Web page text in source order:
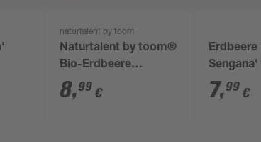
naturtalent by toom
Naturtalent by toom®
Bio-Erdbeere
verschiedene Sorten
6er-Tray
8,99 €
Erdbeere
Sengana'
7,99 €